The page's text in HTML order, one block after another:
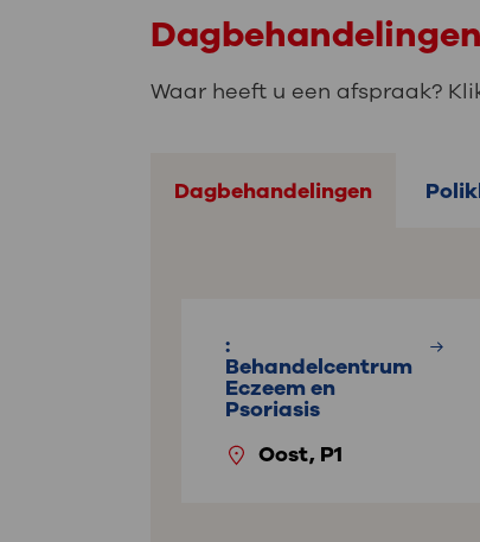
Waar heeft u een afspraak?
Dagbehandelingen
:
Behandelcentrum
Eczeem en
Psoriasis
Oost, P1